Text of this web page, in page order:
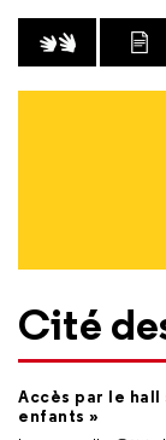
VIDÉO AVEC
Cité
Accès par le
enfants »